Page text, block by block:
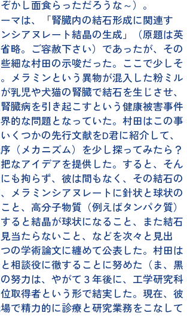
かし面食らっただろうな～）。
マは、「腎臓内の結石形成に関連す
シアヌレート結晶の生成」（原題は英
略。ご容赦下さい）であったが、その
細な村田の示唆だった。ここで少しそ
メラミンという異物が混入した粉ミル
乳児や犬猫の腎臓で結石を生じさせ、
臓病を引き起こすという健康被害事件
的な問題となっていた。村田はこの事
くつかの先行文献をD君に紹介して、
（メカニズム）を少し探ってみたら？
なアイデアを提供した。すると、そん
も拘らず、彼は間もなく、その結石の
メラミンシアヌレートに針状と球状の
と、高分子物質（例えばタンパク質）
ると結晶が球状になること、また結石
当たらないこと、などを次々と見出
の学術論文に纏めて公表した。村田は
相談役に徹することに努めた（ま、黒
努力は、やがて３年後に、工学研究科
取得者という形で結実した。現在、彼
で精力的に診療と研究業務をこなして